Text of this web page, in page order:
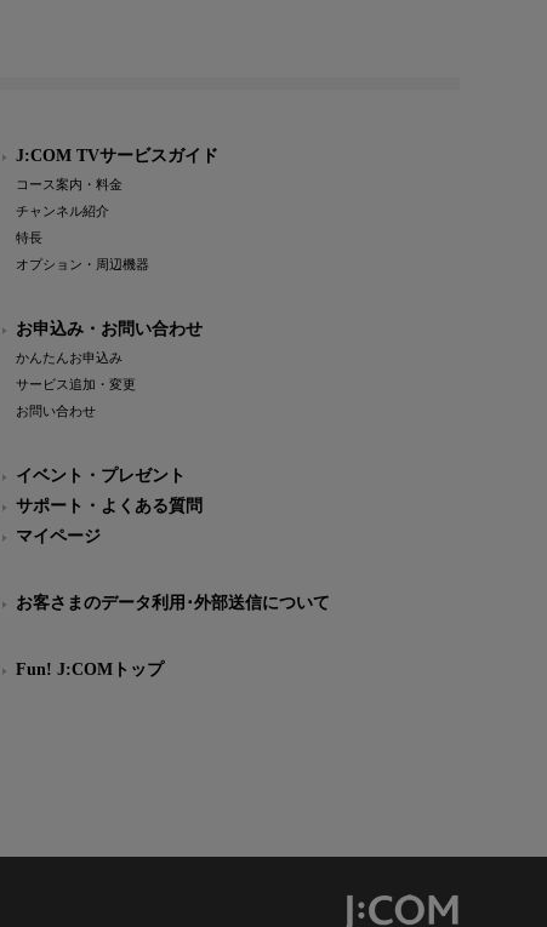
J:COM TVサービスガイド
コース案内・料金
チャンネル紹介
特長
オプション・周辺機器
お申込み・お問い合わせ
かんたんお申込み
サービス追加・変更
お問い合わせ
イベント・プレゼント
サポート・よくある質問
マイページ
お客さまのデータ利用･外部送信について
Fun! J:COMトップ